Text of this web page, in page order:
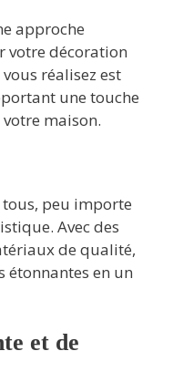
approche
votre décoration
réalisez est
une touche
maison.
tous, peu importe
Avec des
de qualité,
étonnantes en un
et de